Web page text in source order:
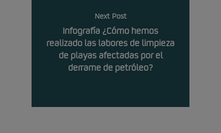
Next Post
Infografía ¿Cómo hemos
realizado las labores de limpieza
de playas afectadas por el
derrame de petróleo?